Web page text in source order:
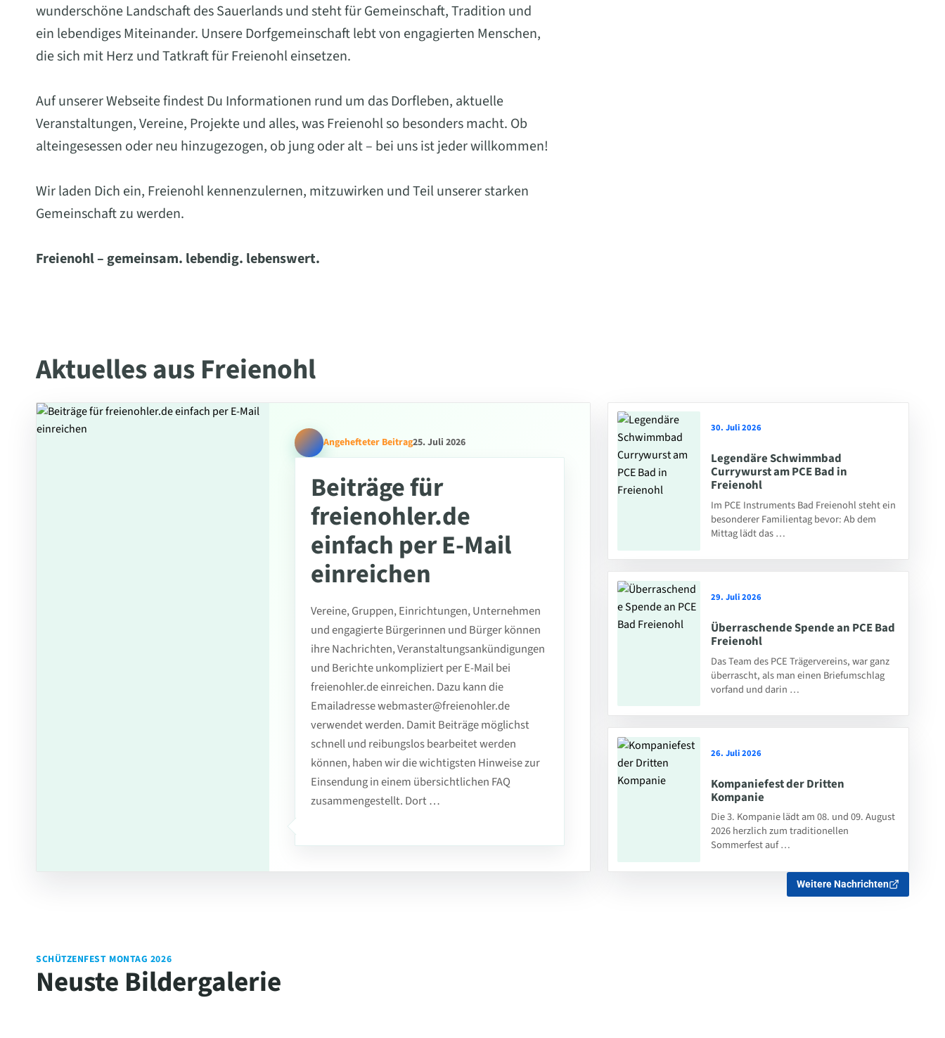
wunderschöne Landschaft des Sauerlands und steht für Gemeinschaft, Tradition und
ein lebendiges Miteinander. Unsere Dorfgemeinschaft lebt von engagierten Menschen,
die sich mit Herz und Tatkraft für Freienohl einsetzen.
Auf unserer Webseite findest Du Informationen rund um das Dorfleben, aktuelle
Veranstaltungen, Vereine, Projekte und alles, was Freienohl so besonders macht. Ob
alteingesessen oder neu hinzugezogen, ob jung oder alt – bei uns ist jeder willkommen!
Wir laden Dich ein, Freienohl kennenzulernen, mitzuwirken und Teil unserer starken
Gemeinschaft zu werden.
Freienohl – gemeinsam. lebendig. lebenswert.
Aktuelles aus Freienohl
Angehefteter Beitrag25. Juli 2026
Beiträge für
freienohler.de
einfach per E-Mail
einreichen
Vereine, Gruppen, Einrichtungen, Unternehmen
und engagierte Bürgerinnen und Bürger können
ihre Nachrichten, Veranstaltungsankündigungen
und Berichte unkompliziert per E-Mail bei
freienohler.de einreichen. Dazu kann die
Emailadresse webmaster@freienohler.de
verwendet werden. Damit Beiträge möglichst
schnell und reibungslos bearbeitet werden
können, haben wir die wichtigsten Hinweise zur
Einsendung in einem übersichtlichen FAQ
zusammengestellt. Dort …
30. Juli 2026
Legendäre Schwimmbad
Currywurst am PCE Bad in
Freienohl
Im PCE Instruments Bad Freienohl steht ein
besonderer Familientag bevor: Ab dem
Mittag lädt das …
29. Juli 2026
Überraschende Spende an PCE Bad
Freienohl
Das Team des PCE Trägervereins, war ganz
überrascht, als man einen Briefumschlag
vorfand und darin …
26. Juli 2026
Kompaniefest der Dritten
Kompanie
Die 3. Kompanie lädt am 08. und 09. August
2026 herzlich zum traditionellen
Sommerfest auf …
Weitere Nachrichten
SCHÜTZENFEST MONTAG 2026
Neuste Bildergalerie